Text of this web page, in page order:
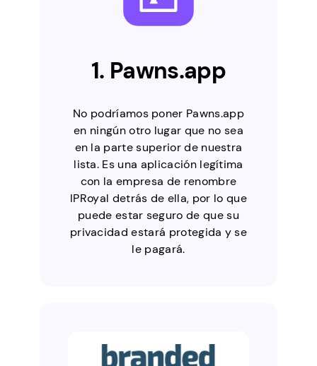
1. Pawns.app
No podríamos poner Pawns.app
en ningún otro lugar que no sea
en la parte superior de nuestra
lista. Es una aplicación legítima
con la empresa de renombre
IPRoyal detrás de ella, por lo que
puede estar seguro de que su
privacidad estará protegida y se
le pagará.